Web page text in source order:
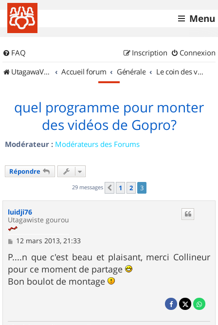
Menu
FAQ Connexion
Inscription
UtagawaVTT (Randos VTT et VTTAE avec traces GPS)
Accueil forum Générale Le coin des vidéastes
quel programme pour monter
des vidéos de Gopro?
Modérateur : Modérateurs des Forums
Répondre
29 messages Précédent
1 2 3
luidji76
Utagawiste gourou
M
s
a
g
e
12 mars 2013, 21:33
P....n que c'est beau et plaisant, merci Collineur
pour ce moment de partage
Bon boulot de montage